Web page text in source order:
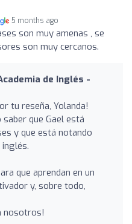
5 months ago
son muy amenas , se
son muy cercanos.
de Inglés -
tu reseña, Yolanda!
que Gael está
y que está notando
que aprendan en un
y, sobre todo,
nosotros!